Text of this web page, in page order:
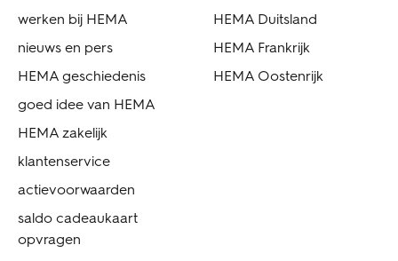
werken bij HEMA
nieuws en pers
HEMA geschiedenis
goed idee van HEMA
HEMA zakelijk
klantenservice
actievoorwaarden
saldo cadeaukaart
opvragen
HEMA Duitsland
HEMA Frankrijk
HEMA Oostenrijk